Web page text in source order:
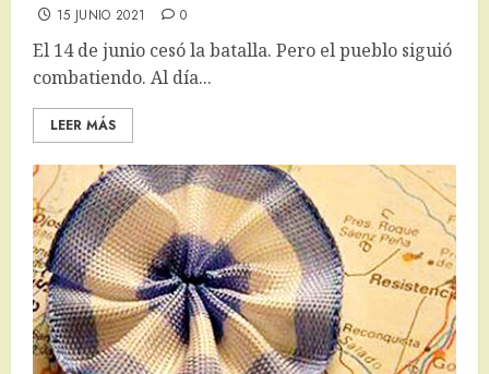
15 JUNIO 2021 0
El 14 de junio cesó la batalla. Pero el pueblo siguió
combatiendo. Al día...
LEER MÁS